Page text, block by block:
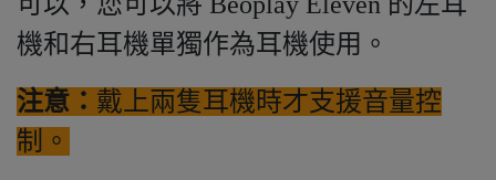
機和右耳機單獨作為耳機使用。
注意： 戴上兩隻耳機時才支援音量控
制。